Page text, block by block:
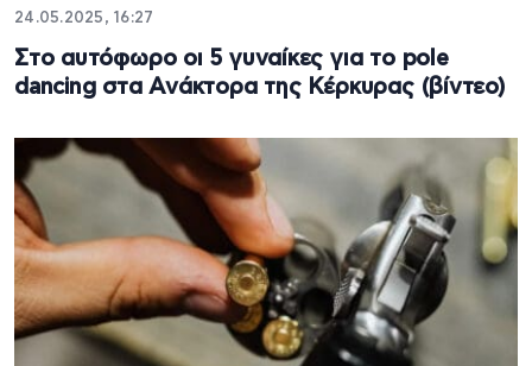
24.05.2025, 16:27
Στο αυτόφωρο οι 5 γυναίκες για το pole
dancing στα Ανάκτορα της Κέρκυρας (βίντεο)